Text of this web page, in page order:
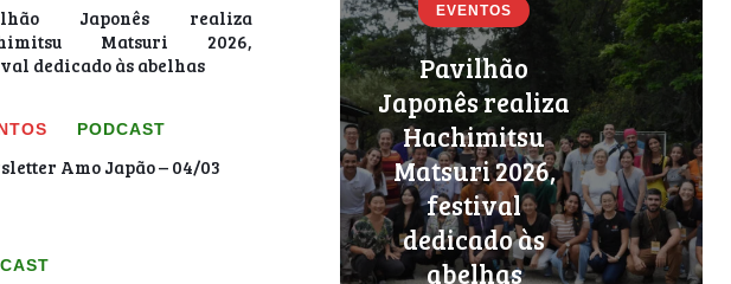
Japonês realiza
Matsuri 2026,
dedicado às abelhas
PODCAST
Amo Japão – 04/03
EVENTOS
Pavilhão
Japonês realiza
Hachimitsu
Matsuri 2026,
festival
dedicado às
abelhas
EVENTOS
PODCAST
Newsletter Amo
Japão – 04/03